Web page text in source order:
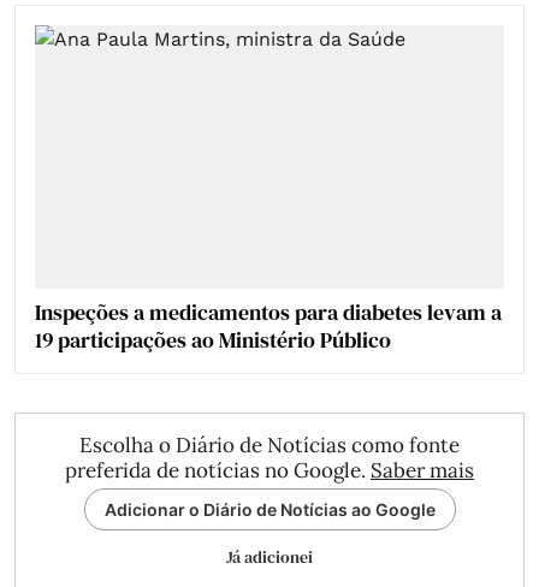
Inspeções a medicamentos para diabetes levam a
19 participações ao Ministério Público
Escolha o Diário de Notícias como fonte
preferida de notícias no Google. Saber mais
Adicionar o Diário de Notícias ao Google
Já adicionei